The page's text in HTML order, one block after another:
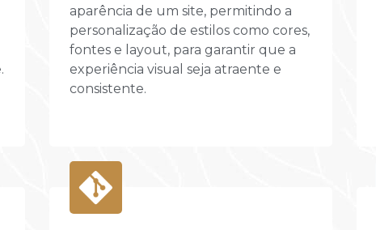
aparência de um site, permitindo a
personalização de estilos como cores,
fontes e layout, para garantir que a
experiência visual seja atraente e
consistente.